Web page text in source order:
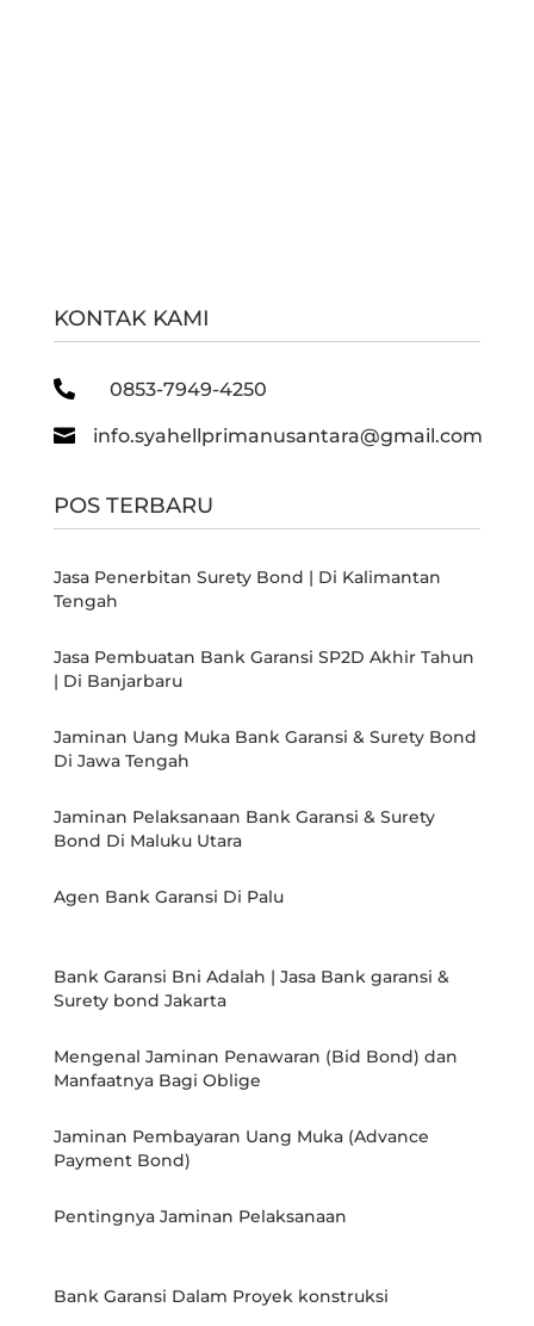
KONTAK KAMI
 0853-7949-4250
 info.syahellprimanusantara@gmail.com
POS TERBARU
Jasa Penerbitan Surety Bond | Di Kalimantan
Tengah
Jasa Pembuatan Bank Garansi SP2D Akhir Tahun
| Di Banjarbaru
Jaminan Uang Muka Bank Garansi & Surety Bond
Di Jawa Tengah
Jaminan Pelaksanaan Bank Garansi & Surety
Bond Di Maluku Utara
Agen Bank Garansi Di Palu
Bank Garansi Bni Adalah | Jasa Bank garansi &
Surety bond Jakarta
Mengenal Jaminan Penawaran (Bid Bond) dan
Manfaatnya Bagi Oblige
Jaminan Pembayaran Uang Muka (Advance
Payment Bond)
Pentingnya Jaminan Pelaksanaan
Bank Garansi Dalam Proyek konstruksi